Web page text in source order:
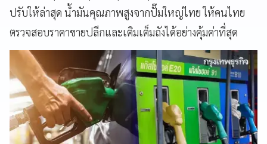
ปรับให้ล่าสุด น้ำมันคุณภาพสูงจากปั๊มใหญ่ไทย ให้คนไทย
ตรวจสอบราคาขายปลีกและเติมเต็มถังได้อย่างคุ้มค่าที่สุด